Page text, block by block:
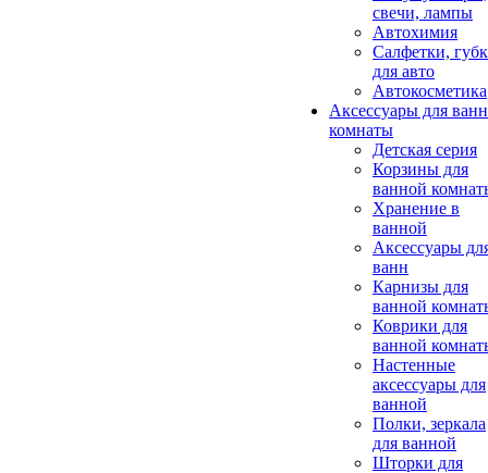
свечи, лампы
Автохимия
Салфетки,
для авто
Автокосметика
Аксессуары для
комнаты
Детская серия
Корзины для
ванной
Хранение в
ванной
Аксессуары
ванн
Карнизы для
ванной
Коврики для
ванной
Настенные
аксессуары для
ванной
Полки, зеркала
для ванной
Шторки для